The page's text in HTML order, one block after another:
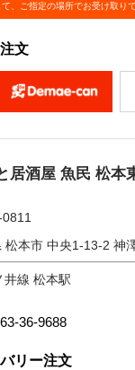
、 ご指定の場所でお受け取り
文
居酒屋 魚民 松本
松本市 中央1-13-2 神
井線 松本駅
36-9688
リー注文